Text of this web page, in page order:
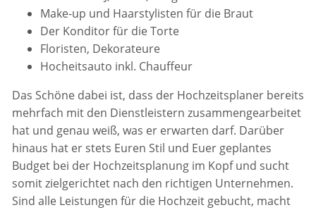
Make-up und Haarstylisten für die Braut
Der Konditor für die Torte
Floristen, Dekorateure
Hocheitsauto inkl. Chauffeur
Das Schöne dabei ist, dass der Hochzeitsplaner bereits
mehrfach mit den Dienstleistern zusammengearbeitet
hat und genau weiß, was er erwarten darf. Darüber
hinaus hat er stets Euren Stil und Euer geplantes
Budget bei der Hochzeitsplanung im Kopf und sucht
somit zielgerichtet nach den richtigen Unternehmen.
Sind alle Leistungen für die Hochzeit gebucht, macht